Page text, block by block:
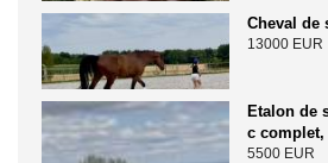
Cheval de
13000 EUR
Etalon de
c complet,
5500 EUR